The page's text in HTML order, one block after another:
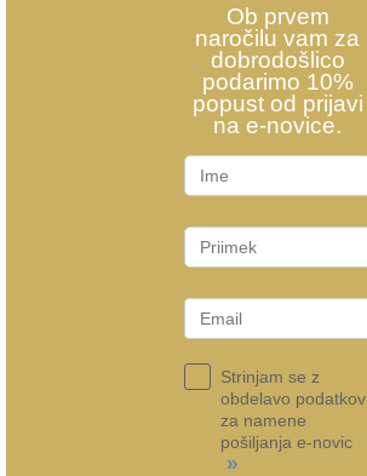
Ob prvem
naročilu vam za
dobrodošlico
podarimo 10%
popust od prijavi
na e-novice.
Strinjam se z
obdelavo podatkov
za namene
pošiljanja e-novic
»